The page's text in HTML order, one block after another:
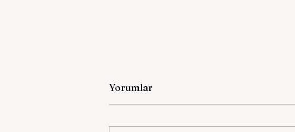
Yorumlar